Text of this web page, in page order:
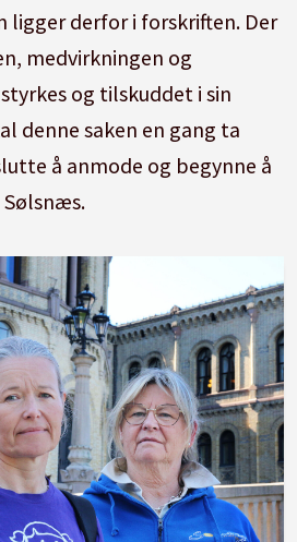
ligger derfor i forskriften. Der
medvirkningen og
og tilskuddet i sin
denne saken en gang ta
å anmode og begynne å